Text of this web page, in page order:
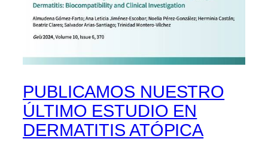
PUBLICAMOS NUESTRO
ÚLTIMO ESTUDIO EN
DERMATITIS ATÓPICA